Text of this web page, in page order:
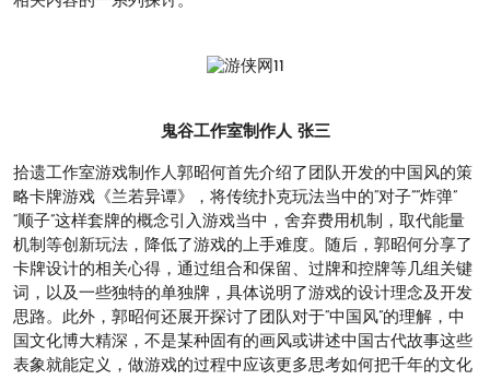
鬼谷工作室制作人 张三
拾遗工作室游戏制作人郭昭何首先介绍了团队开发的中国风的策
略卡牌游戏《兰若异谭》，将传统扑克玩法当中的“对子”“炸弹”
“顺子”这样套牌的概念引入游戏当中，舍弃费用机制，取代能量
机制等创新玩法，降低了游戏的上手难度。随后，郭昭何分享了
卡牌设计的相关心得，通过组合和保留、过牌和控牌等几组关键
词，以及一些独特的单独牌，具体说明了游戏的设计理念及开发
思路。此外，郭昭何还展开探讨了团队对于“中国风”的理解，中
国文化博大精深，不是某种固有的画风或讲述中国古代故事这些
表象就能定义，做游戏的过程中应该更多思考如何把千年的文化